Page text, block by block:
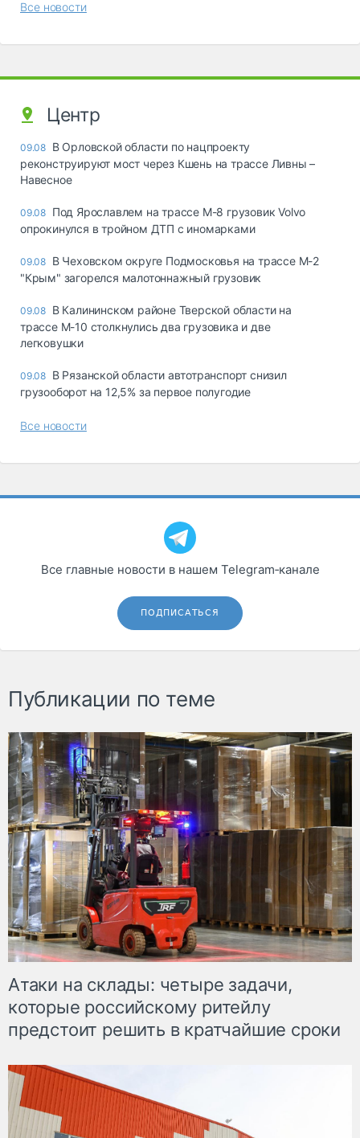
Все новости
Центр
09.08 В Орловской области по нацпроекту
реконструируют мост через Кшень на трассе Ливны –
Навесное
09.08 Под Ярославлем на трассе М-8 грузовик Volvo
опрокинулся в тройном ДТП с иномарками
09.08 В Чеховском округе Подмосковья на трассе М-2
"Крым" загорелся малотоннажный грузовик
09.08 В Калининском районе Тверской области на
трассе М-10 столкнулись два грузовика и две
легковушки
09.08 В Рязанской области автотранспорт снизил
грузооборот на 12,5% за первое полугодие
Все новости
Все главные новости в нашем Telegram‑канале
ПОДПИСАТЬСЯ
Публикации по теме
Атаки на склады: четыре задачи,
которые российскому ритейлу
предстоит решить в кратчайшие сроки